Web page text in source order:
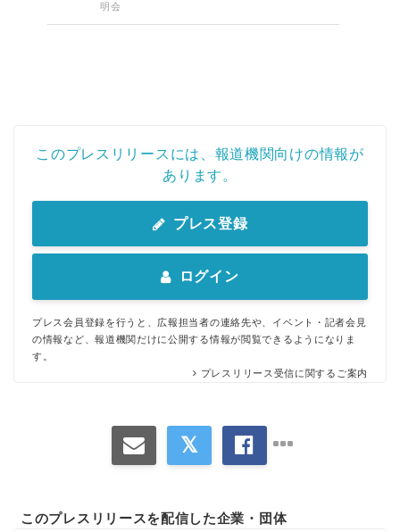
明会
このプレスリリースには、報道機関向けの情報が
あります。
プレス登録
ログイン
プレス会員登録を行うと、広報担当者の連絡先や、イベント・記者会見
の情報など、報道機関だけに公開する情報が閲覧できるようになりま
す。
プレスリリース受信に関するご案内
このプレスリリースを配信した企業・団体